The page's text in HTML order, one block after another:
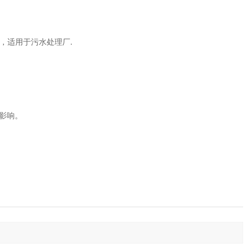
适用于污水处理厂.
响。